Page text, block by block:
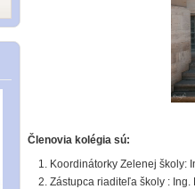
Členovia kolégia sú:
Koordinátorky Zelenej školy:
Zástupca riaditeľa školy : Ing.